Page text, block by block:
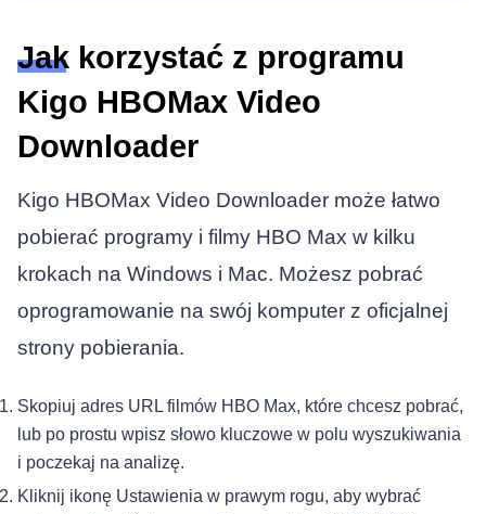
Jak korzystać z programu
Kigo HBOMax Video
Downloader
Kigo HBOMax Video Downloader może łatwo
pobierać programy i filmy HBO Max w kilku
krokach na Windows i Mac. Możesz pobrać
oprogramowanie na swój komputer z oficjalnej
strony pobierania.
Skopiuj adres URL filmów HBO Max, które chcesz pobrać,
lub po prostu wpisz słowo kluczowe w polu wyszukiwania
i poczekaj na analizę.
Kliknij ikonę Ustawienia w prawym rogu, aby wybrać